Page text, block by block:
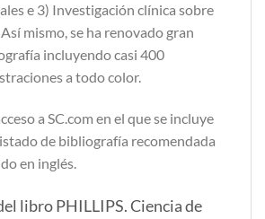
e 3) Investigación clínica sobre
mismo, se ha renovado gran
incluyendo casi 400
a todo color.
a SC.com en el que se incluye
de bibliografía recomendada
en inglés.
libro PHILLIPS. Ciencia de